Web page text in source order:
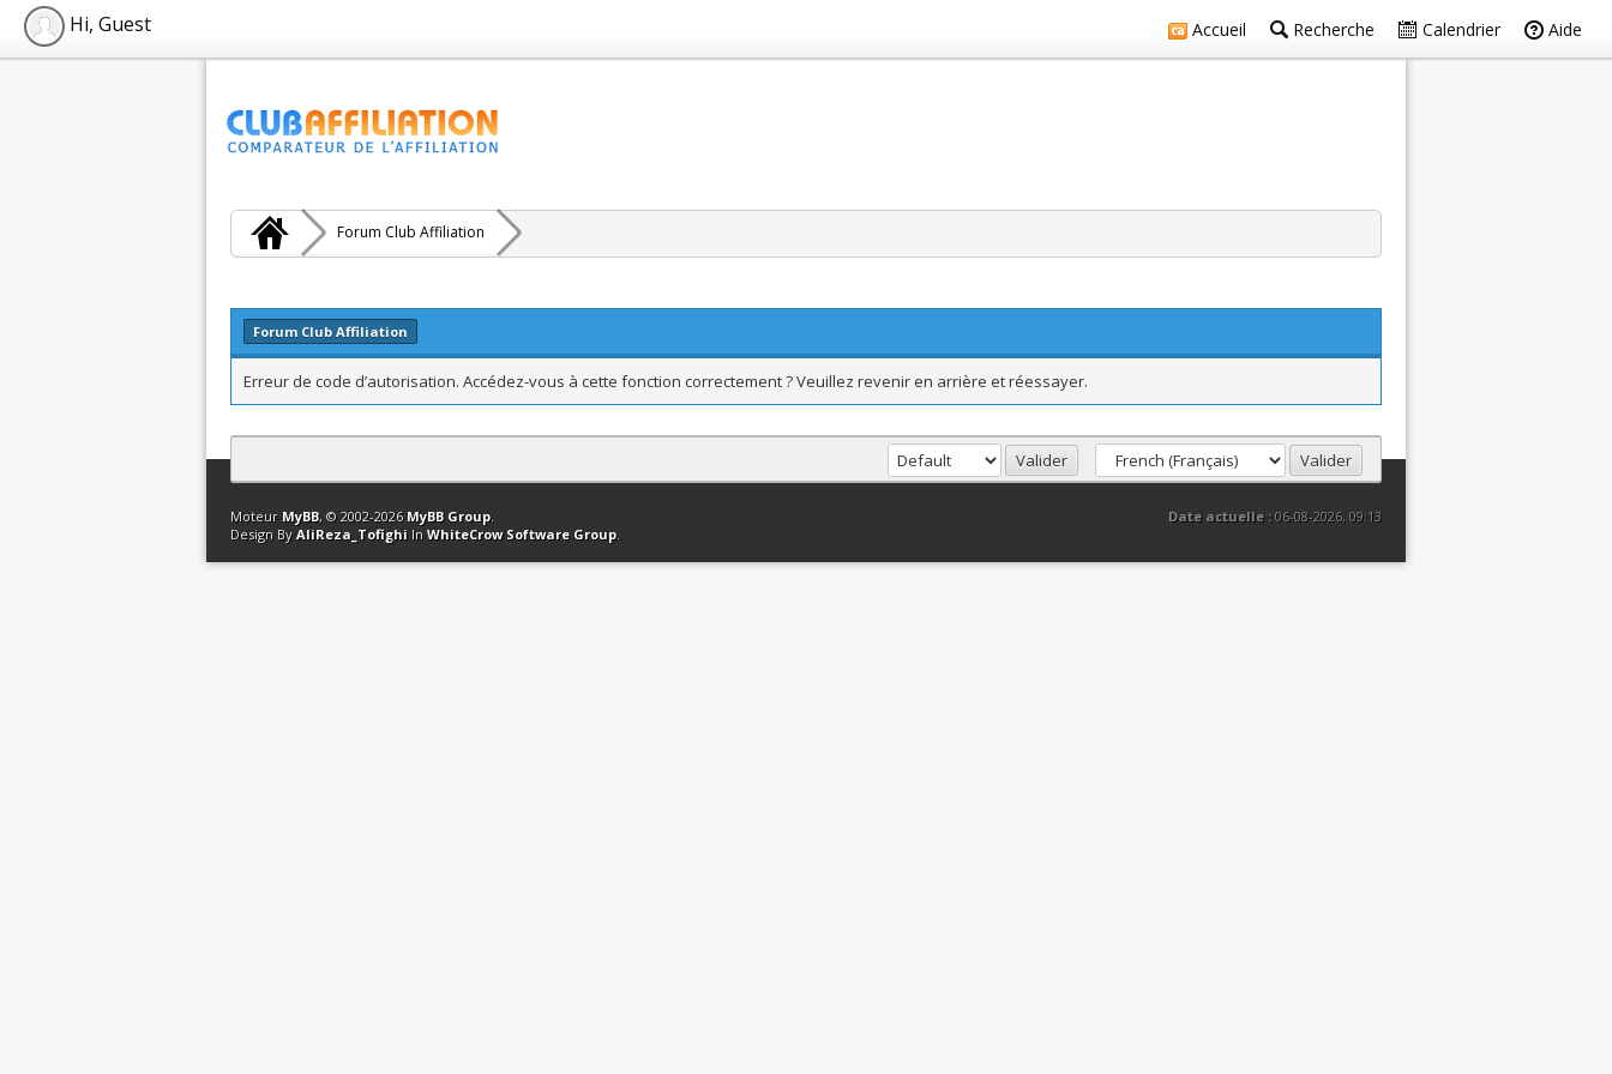
Accueil Recherche Calendrier Aide
Hi, Guest
Forum Club Affiliation
Forum Club Affiliation
Erreur de code d’autorisation. Accédez-vous à cette fonction correctement ? Veuillez revenir en arrière et réessayer.
Contact Club Affiliation Retourner en haut Version bas-débit (Archivé) Syndication RSS
Date actuelle :06-08-2026, 09:13
Moteur MyBB, © 2002-2026 MyBB Group.
Design By AliReza_Tofighi In WhiteCrow Software Group.